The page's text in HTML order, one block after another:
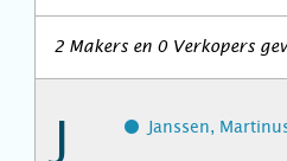
2 Makers en 0 Verkopers
J Janssen,